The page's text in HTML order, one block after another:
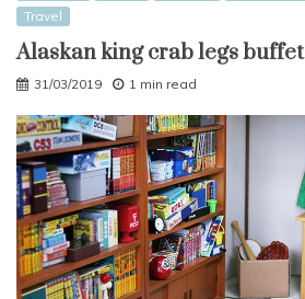
Travel
Alaskan king crab legs buffet
31/03/2019 1 min read